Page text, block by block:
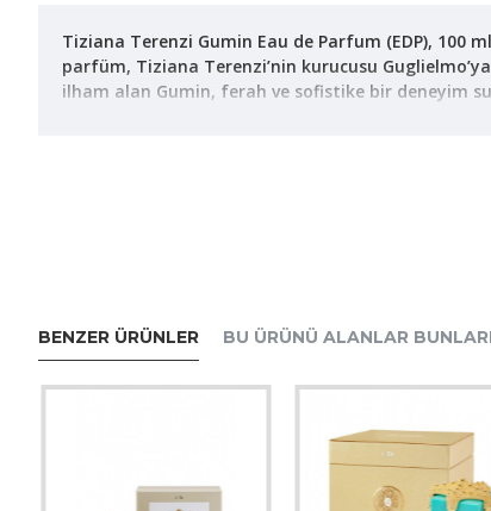
Tiziana Terenzi Gumin Eau de Parfum (EDP), 100
parfüm, Tiziana Terenzi’nin kurucusu
ilham alan Gumin, ferah ve sofistike bir deneyim
edilebilir. Kalıcılığı ve yayılımı (sillage) oldukça
“rafine” olarak tanımlar.
Nabız noktalarına (bilek, boyun, kulak arkası)
BENZER ÜRÜNLER BU ÜRÜNÜ ALANLAR